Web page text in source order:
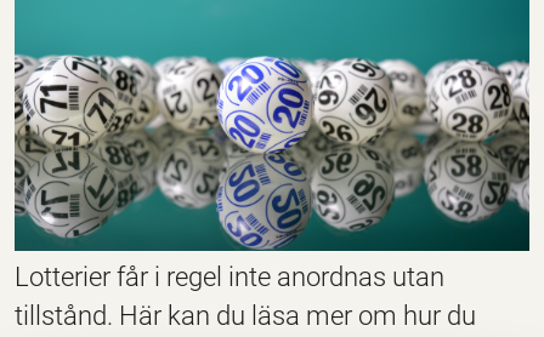
Lotterier får i regel inte anordnas utan
tillstånd. Här kan du läsa mer om hur du